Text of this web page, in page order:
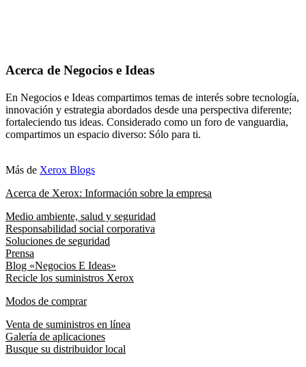
Acerca de Negocios e Ideas
En Negocios e Ideas compartimos temas de interés sobre tecnología,
innovación y estrategia abordados desde una perspectiva diferente;
fortaleciendo tus ideas. Considerado como un foro de vanguardia,
compartimos un espacio diverso: Sólo para ti.
Más de Xerox Blogs
Acerca de Xerox: Información sobre la empresa
Medio ambiente, salud y seguridad
Responsabilidad social corporativa
Soluciones de seguridad
Prensa
Blog «Negocios E Ideas»
Recicle los suministros Xerox
Modos de comprar
Venta de suministros en línea
Galería de aplicaciones
Busque su distribuidor local